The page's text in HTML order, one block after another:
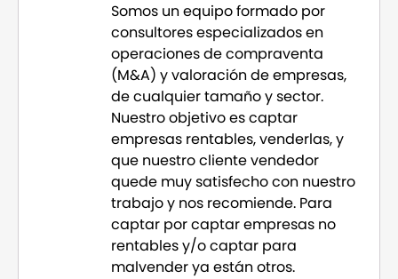
Somos un equipo formado por
consultores especializados en
operaciones de compraventa
(M&A) y valoración de empresas,
de cualquier tamaño y sector.
Nuestro objetivo es captar
empresas rentables, venderlas, y
que nuestro cliente vendedor
quede muy satisfecho con nuestro
trabajo y nos recomiende. Para
captar por captar empresas no
rentables y/o captar para
malvender ya están otros.